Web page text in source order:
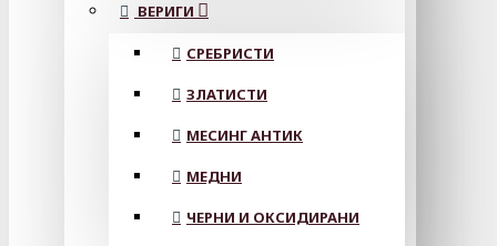
ВЕРИГИ
СРЕБРИСТИ
ЗЛАТИСТИ
МЕСИНГ АНТИК
МЕДНИ
ЧЕРНИ И ОКСИДИРАНИ